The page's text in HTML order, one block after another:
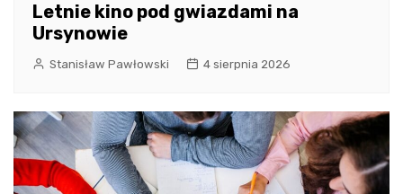
Letnie kino pod gwiazdami na
Ursynowie
Stanisław Pawłowski 4 sierpnia 2026